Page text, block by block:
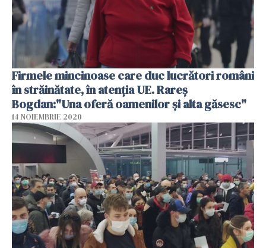
Firmele mincinoase care duc lucrători români
în străinătate, în atenția UE. Rareș
Bogdan:"Una oferă oamenilor și alta găsesc"
14 NOIEMBRIE 2020